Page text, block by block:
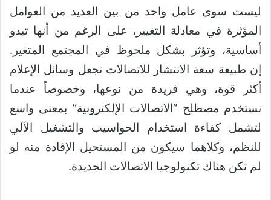
ليست سوى عامل واحد من بين العديد من العوامل
المؤثرة في معادلة التغيير، على الرغم من أنها تبدو
أساسية، وتؤثر بشكل ملحوظ في المجتمع المتغير.
إن طبيعة سعة الانتشار للاتصالات تجعل وسائل الإعلام
أكثر قوة، وهي فريدة من نوعها، وخصوصاً عندما
نستخدم مصطلح “الاتصالات الإلكترونية” بمعنى واسع
لتشمل كفاءة استخدام الحواسيب والتشغيل الآلي
للنظم، وكلاهما سيكون من المستحيل الإفادة منه لو
لم تكن هناك تكنولوجيا الاتصالات الجديدة.